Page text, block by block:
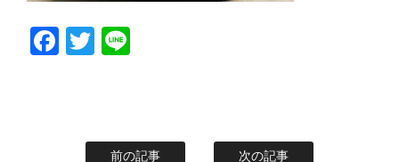
Facebook
Twitter
前の記事 次の記事